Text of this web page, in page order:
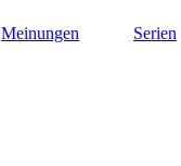
Meinungen Serien